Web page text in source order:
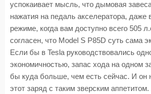
успокаивает мысль, что дымовая
нажатия на педаль акселератора, даже
режиме, когда вам доступно всего 505
согласен, что Model S P85D суть сама
Если бы в Tesla руководствовались
экономичностью, запас хода на одном
бы куда больше, чем есть сейчас. И он
этот заряд с таким зверским аппетитом.